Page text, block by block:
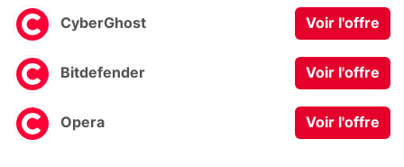
CyberGhost Voir l'offre
Bitdefender Voir l'offre
Opera Voir l'offre